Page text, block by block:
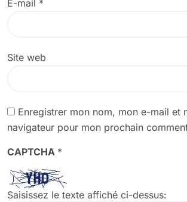
E-mail *
Site web
Enregistrer mon nom, mon e-mail et
navigateur pour mon prochain
CAPTCHA *
Saisissez le texte affiché ci-dessus: